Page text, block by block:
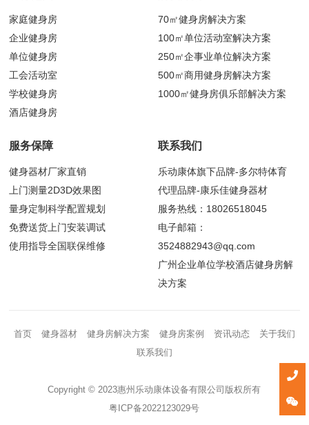
家庭健身房
企业健身房
单位健身房
工会活动室
学校健身房
酒店健身房
70㎡健身房解决方案
100㎡单位活动室解决方案
250㎡企事业单位解决方案
500㎡商用健身房解决方案
1000㎡健身房俱乐部解决方案
服务保障
健身器材厂家直销
上门测量2D3D效果图
量身定制科学配置规划
免费送货上门安装调试
使用指导全国联保维修
联系我们
乐动康体旗下品牌-多尔特体育
代理品牌-康乐佳健身器材
服务热线：18026518045
电子邮箱：
3524882943@qq.com
广州企业单位学校酒店健身房解
决方案
首页 健身器材 健身房解决方案 健身房案例 资讯动态
关于我们
联系我们
Copyright © 2023惠州乐动康体设备有限公司版权所有
粤ICP备2022123029号